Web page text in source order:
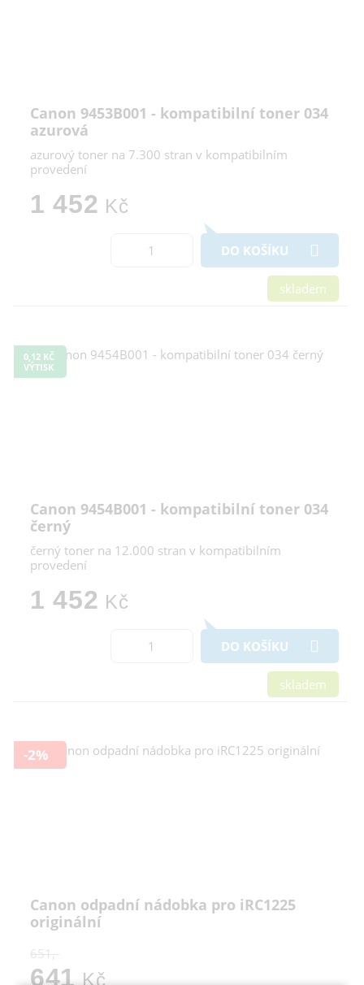
Canon 9453B001 - kompatibilní toner 034
azurová
azurový toner na 7.300 stran v kompatibilním
provedení
1 452 Kč
DO KOŠÍKU
skladem
0,12 KČ
VÝTISK
Canon 9454B001 - kompatibilní toner 034
černý
černý toner na 12.000 stran v kompatibilním
provedení
1 452 Kč
DO KOŠÍKU
skladem
-2%
Canon odpadní nádobka pro iRC1225
originální
651,-
641 Kč